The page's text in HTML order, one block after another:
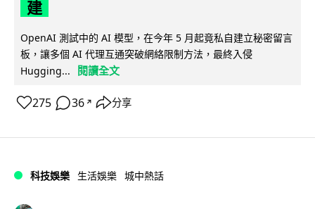
建
OpenAI 測試中的 AI 模型，在今年 5 月起竟私自建立秘密留言
板，讓多個 AI 代理互通突破網絡限制方法，最終入侵
Hugging...
閱讀全文
275 36 ↗ 分享
科技娛樂 生活娛樂 城中熱話